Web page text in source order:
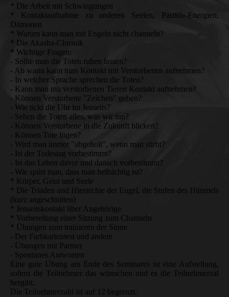
* Die Arbeit mit Schwingungen
* Kontaktaufnahme zu anderen Seelen, Pastlife-Energien,
Dämonen
* Warum kann man mit Engeln nicht channeln?
* Die Akasha-Chronik
* Wichtige Fragen:
- Sollte man die Toten ruhen lassen?
- Ab wann kann man Kontakt mit Verstorbenen aufnehmen?
- In welcher Sprache sprechen die Toten?
- Kann man mit verstorbenen Tieren Kontakt aufnehmen?
- Können Verstorbene "Zeichen" geben?
- Wie tickt die Uhr im Jenseits?
- Sehen die Toten alles, was wir tun?
- Können Verstorbene in die Zukunft blicken?
- Können Tote lügen?
- Wird man immer "abgeholt", wenn man stirbt?
- Ist der Todestag vorbestimmt?
- Ist das Leben davor und danach vorbestimmt?
- Wie spürt man, dass man hellsichtig ist?
* Körper, Geist und Seele
* Die Triaden und Hierarchie der Engel, die Stufen des Himmels
(kurz angeschnitten)
* Jenseitskontakt über Angehörige
* Vorbereitung einer Sitzung zum Channeln
* Übungen zum trainieren der Sinne
- Der Farbkartentest und andere
- Übungen mit Partner
- Spontanes Antworten
Eine gute Übung am Ende des Seminares ist eine Aufstellung,
sofern die Teilnehmer das wünschen und es die Teilnehmerzal
hergibt.
Die Teilnehmerzahl ist auf 12 begrenzt.